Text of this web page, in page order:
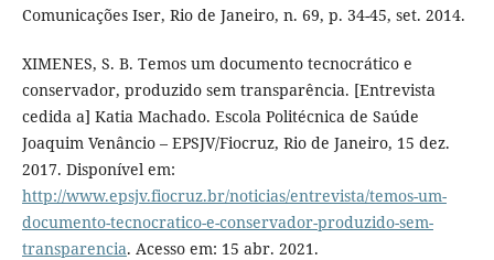
Comunicações Iser, Rio de Janeiro, n. 69, p. 34-45, set. 2014.
XIMENES, S. B. Temos um documento tecnocrático e
conservador, produzido sem transparência. [Entrevista
cedida a] Katia Machado. Escola Politécnica de Saúde
Joaquim Venâncio – EPSJV/Fiocruz, Rio de Janeiro, 15 dez.
2017. Disponível em:
http://www.epsjv.fiocruz.br/noticias/entrevista/temos-um-
documento-tecnocratico-e-conservador-produzido-sem-
transparencia. Acesso em: 15 abr. 2021.